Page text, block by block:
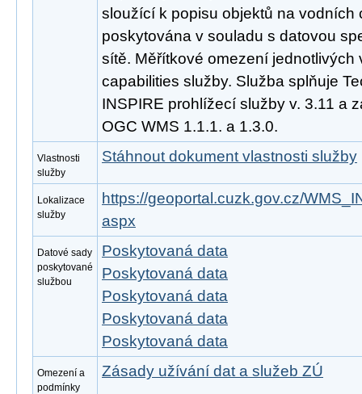
sloužící k popisu objektů na vodních
poskytována v souladu s datovou
sítě. Měřítkové omezení jednotlivých
capabilities služby. Služba splňuje
INSPIRE prohlížecí služby v. 3.11 a
OGC WMS 1.1.1. a 1.3.0.
Vlastnosti
služby
Stáhnout dokument vlastnosti služby
Lokalizace
služby
https://geoportal.cuzk.gov.cz/
aspx
Datové sady
poskytované
službou
Poskytovaná data
Poskytovaná data
Poskytovaná data
Poskytovaná data
Poskytovaná data
Omezení a
podmínky
Zásady užívání dat a služeb ZÚ